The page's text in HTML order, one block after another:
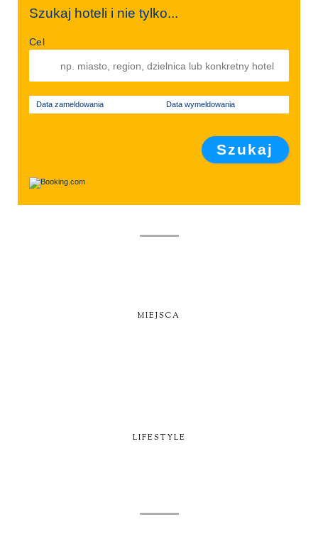
Szukaj hoteli i nie tylko...
Cel
Data zameldowania Data wymeldowania
MIEJSCA
LIFESTYLE